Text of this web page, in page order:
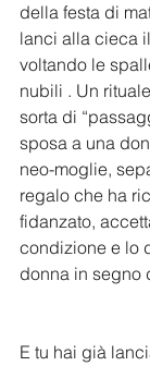
della festa di
lanci alla cieca
voltando le
nubili . Un
sorta di
sposa a una
neo-moglie,
regalo che ha
fidanzato,
condizione e lo
donna in segno
E tu hai già